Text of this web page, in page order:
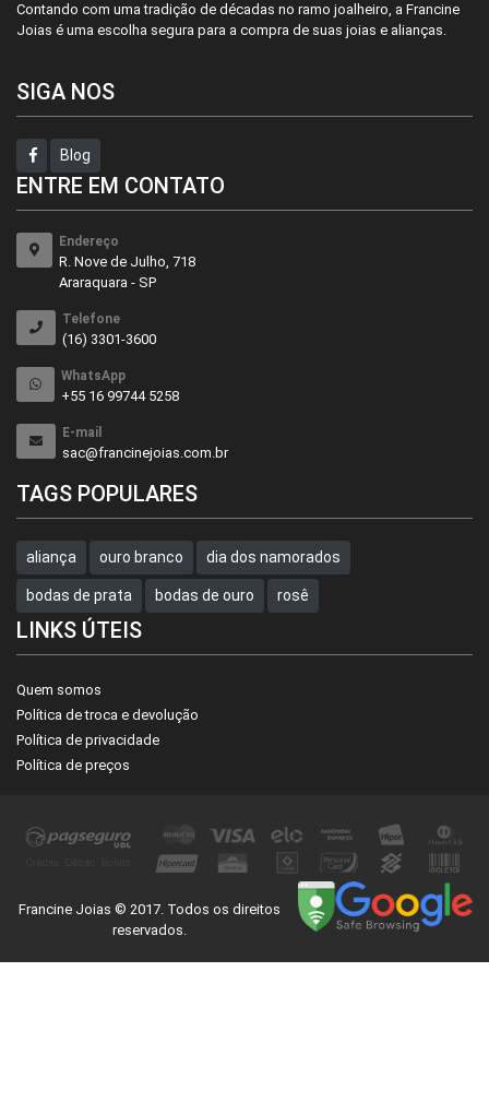
Contando com uma tradição de décadas no ramo joalheiro, a Francine
Joias é uma escolha segura para a compra de suas joias e alianças.
SIGA NOS
Blog
ENTRE EM CONTATO
Endereço
R. Nove de Julho, 718
Araraquara - SP
Telefone
(16) 3301-3600
WhatsApp
+55 16 99744 5258
E-mail
sac@francinejoias.com.br
TAGS POPULARES
aliança ouro branco dia dos namorados
bodas de prata bodas de ouro rosê
LINKS ÚTEIS
Quem somos
Política de troca e devolução
Política de privacidade
Política de preços
Francine Joias © 2017. Todos os direitos
reservados.